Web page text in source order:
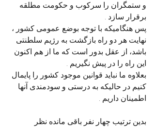
و ستمگران را سرکوب و حکومت مطلقه
برقرار سازد .
پس هنگامیکه با توجه بوضع عمومی کشور ،
نهایت هر دو راه بازگشت به رژیم سلطنتی
باشد، از عقل بدور است که ما از هم اکنون
این راه را در پیش نگیریم .
بعلاوه ما نباید قوانین موجود کشور را پایمال
کنیم در حالیکه به درستی و سودمندی آنها
اطمینان داریم .
بدین ترتیب چهار نفر باقی مانده نظر